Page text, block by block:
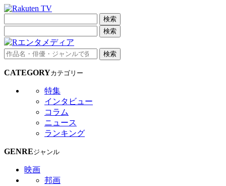
検索
検索
検索
CATEGORYカテゴリー
特集
インタビュー
コラム
ニュース
ランキング
GENREジャンル
映画
邦画